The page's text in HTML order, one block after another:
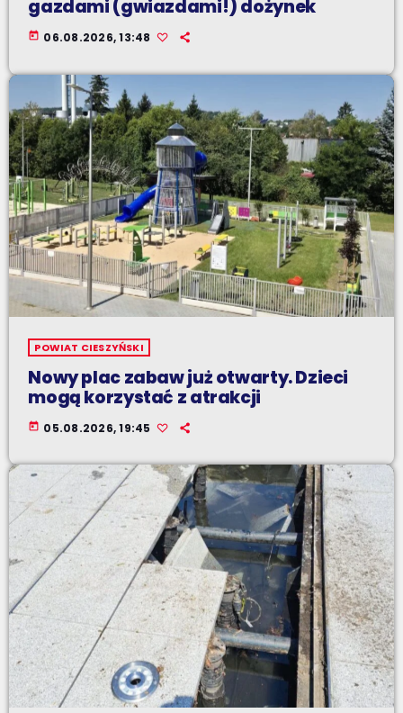
gazdami (gwiazdami!) dożynek
today 06.08.2026, 13:48
POWIAT CIESZYŃSKI
Nowy plac zabaw już otwarty. Dzieci
mogą korzystać z atrakcji
today 05.08.2026, 19:45